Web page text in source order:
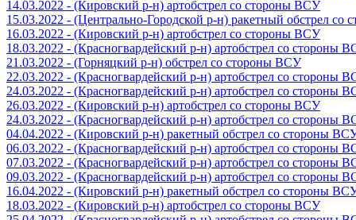
14.03.2022 - (Кировский р-н) артобстрел со стороны ВСУ
15.03.2022 - (Центрально-Городской р-н) ракетный обстрел со
16.03.2022 - (Кировский р-н) артобстрел со стороны ВСУ
18.03.2022 - (Красногвардейский р-н) артобстрел со стороны
21.03.2022 - (Горняцкий р-н) обстрел со стороны ВСУ
22.03.2022 - (Красногвардейский р-н) артобстрел со стороны
24.03.2022 - (Красногвардейский р-н) артобстрел со стороны
26.03.2022 - (Кировский р-н) артобстрел со стороны ВСУ
24.03.2022 - (Красногвардейский р-н) артобстрел со стороны
04.04.2022 - (Кировский р-н) ракетный обстрел со стороны
06.03.2022 - (Красногвардейский р-н) артобстрел со стороны
07.03.2022 - (Красногвардейский р-н) артобстрел со стороны
09.03.2022 - (Красногвардейский р-н) артобстрел со стороны
16.04.2022 - (Кировский р-н) ракетный обстрел со стороны
18.03.2022 - (Кировский р-н) артобстрел со стороны ВСУ